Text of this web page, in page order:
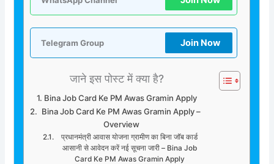
Telegram Group Join Now
जाने इस पोस्ट में क्या है?
Bina Job Card Ke PM Awas Gramin Apply
Bina Job Card Ke PM Awas Gramin Apply –
Overview
प्रधानमंत्री आवास योजना ग्रामीण का बिना जॉब कार्ड
आसानी से आवेदन करें नई सूचना जारी – Bina Job
Card Ke PM Awas Gramin Apply